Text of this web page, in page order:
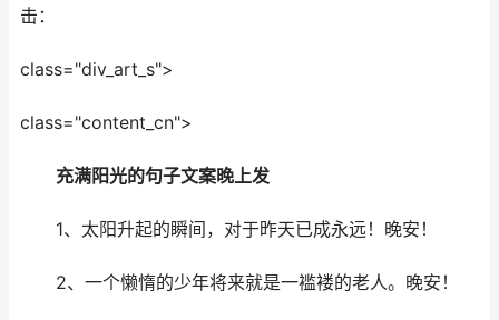
击：
class="div_art_s">
class="content_cn">
充满阳光的句子文案晚上发
1、太阳升起的瞬间，对于昨天已成永远！晚安！
2、一个懒惰的少年将来就是一褴褛的老人。晚安！